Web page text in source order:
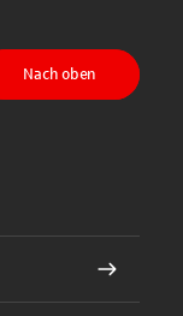
Nach oben